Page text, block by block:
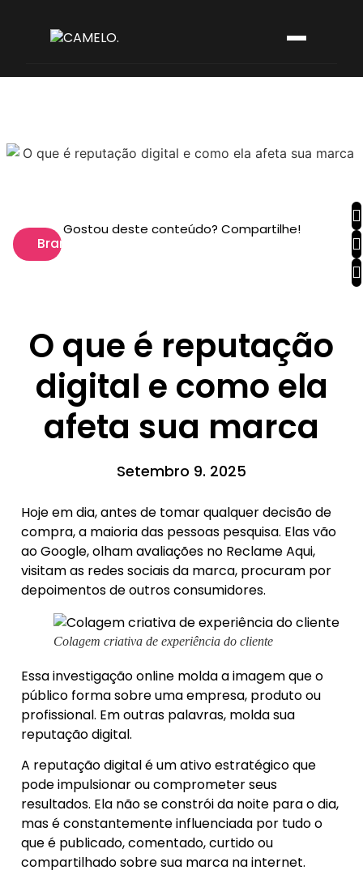
Branding
Gostou deste conteúdo? Compartilhe!
O que é reputação
digital e como ela
afeta sua marca
Setembro 9. 2025
Hoje em dia, antes de tomar qualquer decisão de
compra, a maioria das pessoas pesquisa. Elas vão
ao Google, olham avaliações no Reclame Aqui,
visitam as redes sociais da marca, procuram por
depoimentos de outros consumidores.
Colagem criativa de experiência do cliente
Essa investigação online molda a imagem que o
público forma sobre uma empresa, produto ou
profissional. Em outras palavras, molda sua
reputação digital.
A reputação digital é um ativo estratégico que
pode impulsionar ou comprometer seus
resultados. Ela não se constrói da noite para o dia,
mas é constantemente influenciada por tudo o
que é publicado, comentado, curtido ou
compartilhado sobre sua marca na internet.